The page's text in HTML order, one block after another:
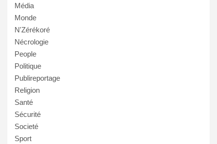
Média
Monde
N'Zérékoré
Nécrologie
People
Politique
Publireportage
Religion
Santé
Sécurité
Societé
Sport